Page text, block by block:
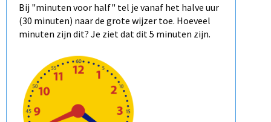
Bij "minuten voor half" tel je vanaf het halve uur
(30 minuten) naar de grote wijzer toe. Hoeveel
minuten zijn dit? Je ziet dat dit 5 minuten zijn.